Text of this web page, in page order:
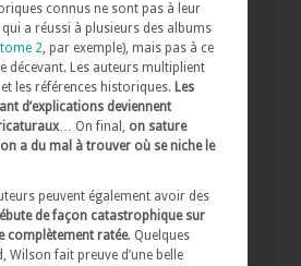
connus ne sont pas à leur
a réussi à plusieurs des albums
2, par exemple), mais pas à ce
décevant. Les auteurs multiplient
les références historiques. Les
d’explications deviennent
… On final, on sature
a du mal à trouver où se niche le
peuvent également avoir des
de façon catastrophique sur
complètement ratée. Quelques
Wilson fait preuve d’une belle